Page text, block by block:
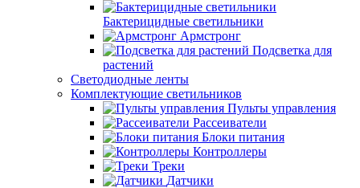
Бактерицидные светильники
Армстронг
Подсветка для
растений
Светодиодные ленты
Комплектующие светильников
Пульты управления
Рассеиватели
Блоки питания
Контроллеры
Треки
Датчики